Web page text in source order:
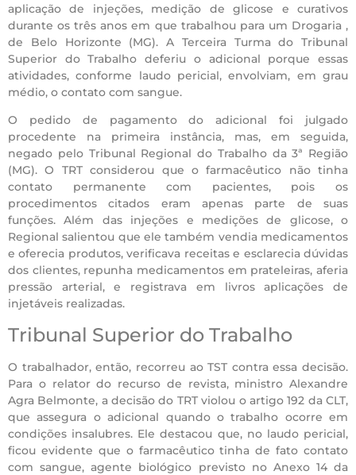
aplicação de injeções, medição de glicose e curativos
durante os três anos em que trabalhou para um Drogaria ,
de Belo Horizonte (MG). A Terceira Turma do Tribunal
Superior do Trabalho deferiu o adicional porque essas
atividades, conforme laudo pericial, envolviam, em grau
médio, o contato com sangue.
O pedido de pagamento do adicional foi julgado
procedente na primeira instância, mas, em seguida,
negado pelo Tribunal Regional do Trabalho da 3ª Região
(MG). O TRT considerou que o farmacêutico não tinha
contato permanente com pacientes, pois os
procedimentos citados eram apenas parte de suas
funções. Além das injeções e medições de glicose, o
Regional salientou que ele também vendia medicamentos
e oferecia produtos, verificava receitas e esclarecia dúvidas
dos clientes, repunha medicamentos em prateleiras, aferia
pressão arterial, e registrava em livros aplicações de
injetáveis realizadas.
Tribunal Superior do Trabalho
O trabalhador, então, recorreu ao TST contra essa decisão.
Para o relator do recurso de revista, ministro Alexandre
Agra Belmonte, a decisão do TRT violou o artigo 192 da CLT,
que assegura o adicional quando o trabalho ocorre em
condições insalubres. Ele destacou que, no laudo pericial,
ficou evidente que o farmacêutico tinha de fato contato
com sangue, agente biológico previsto no Anexo 14 da